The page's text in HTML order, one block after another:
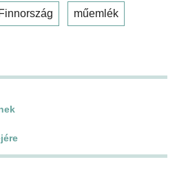
Finnország műemlék